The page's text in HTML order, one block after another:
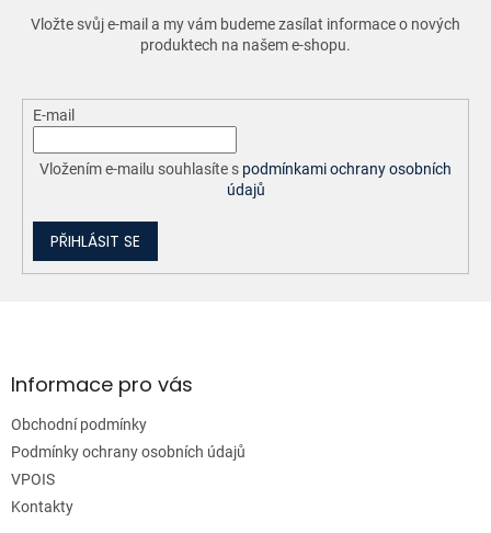
Vložte svůj e-mail a my vám budeme zasílat informace o nových
produktech na našem e-shopu.
E-mail
Vložením e-mailu souhlasíte s podmínkami ochrany osobních
údajů
PŘIHLÁSIT SE
aInformace pro vás
Obchodní podmínky
Podmínky ochrany osobních údajů
VPOIS
Kontakty